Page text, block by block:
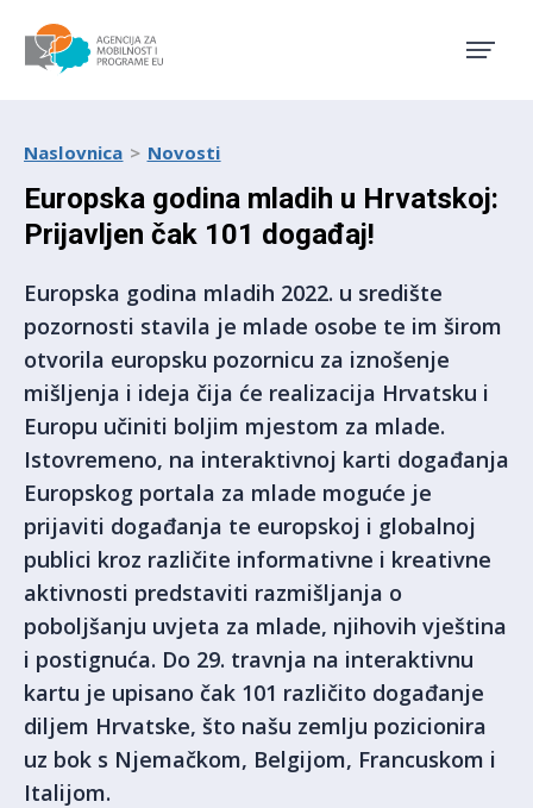
Naslovnica Novosti
Europska godina mladih u Hrvatskoj:
Prijavljen čak 101 događaj!
Europska godina mladih 2022. u središte
pozornosti stavila je mlade osobe te im širom
otvorila europsku pozornicu za iznošenje
mišljenja i ideja čija će realizacija Hrvatsku i
Europu učiniti boljim mjestom za mlade.
Istovremeno, na interaktivnoj karti događanja
Europskog portala za mlade moguće je
prijaviti događanja te europskoj i globalnoj
publici kroz različite informativne i kreativne
aktivnosti predstaviti razmišljanja o
poboljšanju uvjeta za mlade, njihovih vještina
i postignuća. Do 29. travnja na interaktivnu
kartu je upisano čak 101 različito događanje
diljem Hrvatske, što našu zemlju pozicionira
uz bok s Njemačkom, Belgijom, Francuskom i
Italijom.